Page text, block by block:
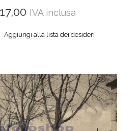
17,00 IVA inclusa
Aggiungi alla lista dei desideri